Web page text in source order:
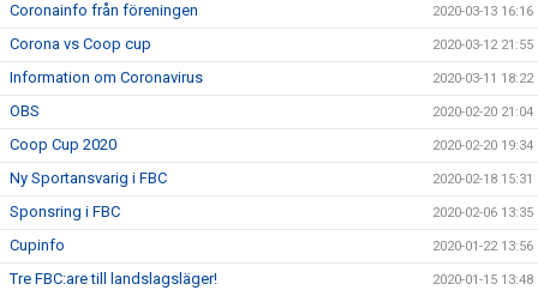
Coronainfo från föreningen 2020-03-13 16:16
Corona vs Coop cup 2020-03-12 21:55
Information om Coronavirus 2020-03-11 18:22
OBS 2020-02-20 21:04
Coop Cup 2020 2020-02-20 19:34
Ny Sportansvarig i FBC 2020-02-18 15:31
Sponsring i FBC 2020-02-06 13:35
Cupinfo 2020-01-22 13:56
Tre FBC:are till landslagsläger! 2020-01-15 13:48